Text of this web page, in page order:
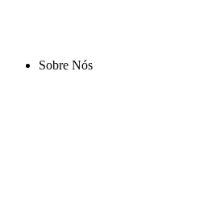
Sobre Nós